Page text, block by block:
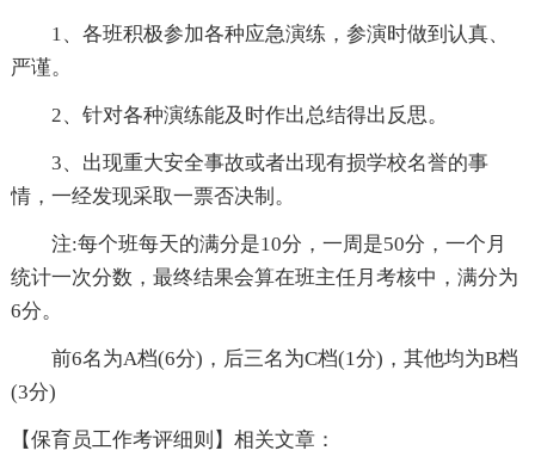
1、各班积极参加各种应急演练，参演时做到认真、
严谨。
2、针对各种演练能及时作出总结得出反思。
3、出现重大安全事故或者出现有损学校名誉的事
情，一经发现采取一票否决制。
注:每个班每天的满分是10分，一周是50分，一个月
统计一次分数，最终结果会算在班主任月考核中，满分为
6分。
前6名为A档(6分)，后三名为C档(1分)，其他均为B档
(3分)
【保育员工作考评细则】相关文章：